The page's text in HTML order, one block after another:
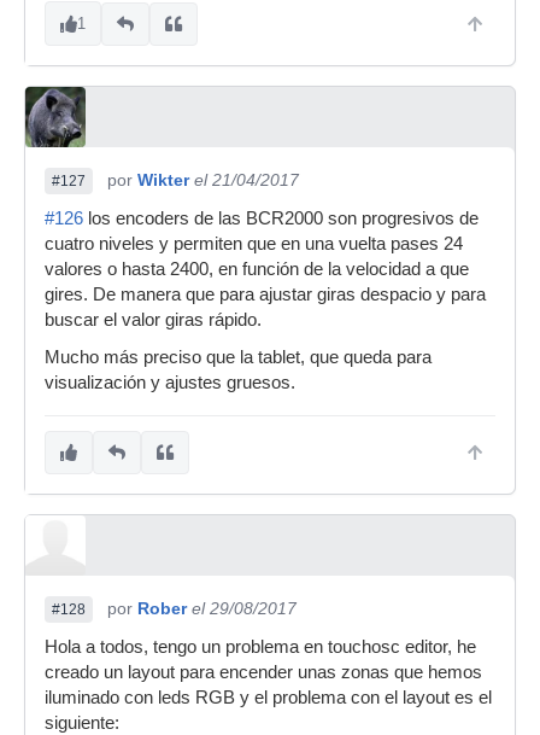
1
#127 por Wikter el 21/04/2017
#126 los encoders de las BCR2000 son progresivos de
cuatro niveles y permiten que en una vuelta pases 24
valores o hasta 2400, en función de la velocidad a que
gires. De manera que para ajustar giras despacio y para
buscar el valor giras rápido.
Mucho más preciso que la tablet, que queda para
visualización y ajustes gruesos.
#128 por Rober el 29/08/2017
Hola a todos, tengo un problema en touchosc editor, he
creado un layout para encender unas zonas que hemos
iluminado con leds RGB y el problema con el layout es el
siguiente: